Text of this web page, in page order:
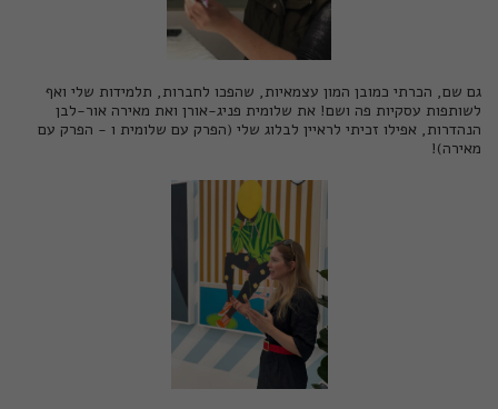
גם שם, הכרתי כמובן המון עצמאיות, שהפכו לחברות, תלמידות שלי ואף
לשותפות עסקיות פה ושם! את שלומית פניג-אורן ואת מאירה אור-לבן
הנהדרות, אפילו זכיתי לראיין לבלוג שלי (הפרק עם שלומית ו - הפרק עם
מאירה)!